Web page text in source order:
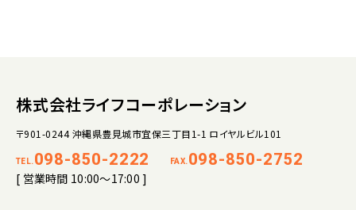
株式会社ライフコーポレーション
〒901-0244 沖縄県豊見城市宜保三丁目1-1 ロイヤルビル101
TEL. 098-850-2222 FAX. 098-850-2752
[ 営業時間 10:00～17:00 ]